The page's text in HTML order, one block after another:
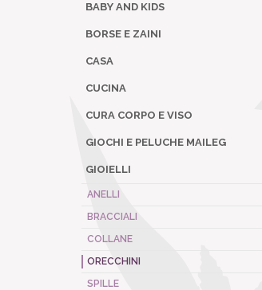
BABY AND KIDS
BORSE E ZAINI
CASA
CUCINA
CURA CORPO E VISO
GIOCHI E PELUCHE MAILEG
GIOIELLI
ANELLI
BRACCIALI
COLLANE
ORECCHINI
SPILLE